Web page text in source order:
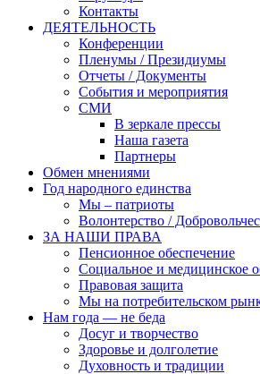
Контакты
ДЕЯТЕЛЬНОСТЬ
Конференции
Пленумы / Президиумы
Отчеты / Документы
События и мероприятия
СМИ
В зеркале прессы
Наша газета
Партнеры
Обмен мнениями
Год народного единства
Мы – патриоты
Волонтерство /
ЗА НАШИ ПРАВА
Пенсионное обеспечение
Социальное и медицинское
Правовая защита
Мы на потребительском
Нам года — не беда
Досуг и творчество
Здоровье и долголетие
Духовность и традиции